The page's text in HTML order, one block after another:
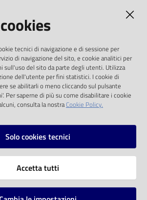
previste dalla direttiva
98/CE e dal d.lgs. 36/2006
Instagram
tecnici di navigazione e di sessione per
di navigazione del sito, e cookie analitici per
sull'uso del sito da parte degli utenti. Utilizza
dell'utente per fini statistici. I cookie di
se abilitarli o meno cliccando sul pulsante
Per saperne di più su come disabilitare i cookie
consulta la nostraCookie Policy.
Solo cookies tecnici
Accetta tutti